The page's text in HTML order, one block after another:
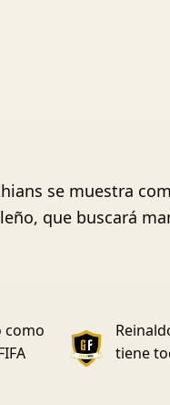
se muestra
que buscará
como
tiene